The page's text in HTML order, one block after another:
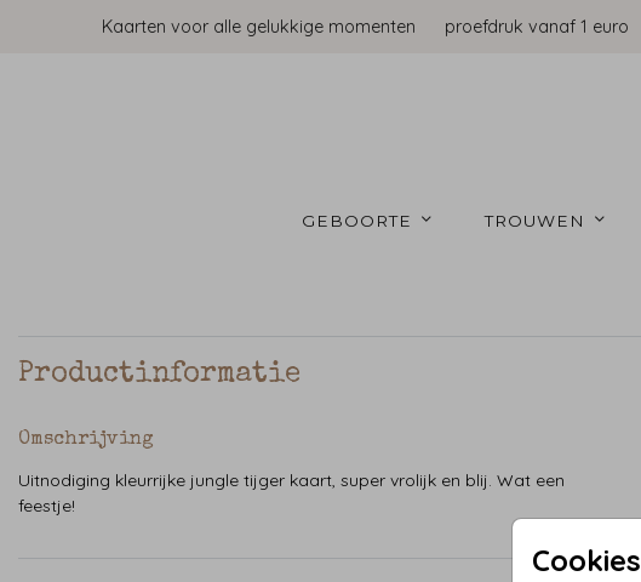
Kaarten voor alle gelukkige momenten proefdruk vanaf 1 euro
GEBOORTE TROUWEN
Cookies
Productinformatie
Omschrijving
Uitnodiging kleurrijke jungle tijger kaart, super vrolijk en blij. Wat een
feestje!